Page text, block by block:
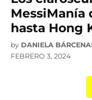
MessiManía
hasta Hong
by DANIELA
FEBRERO 3, 2024